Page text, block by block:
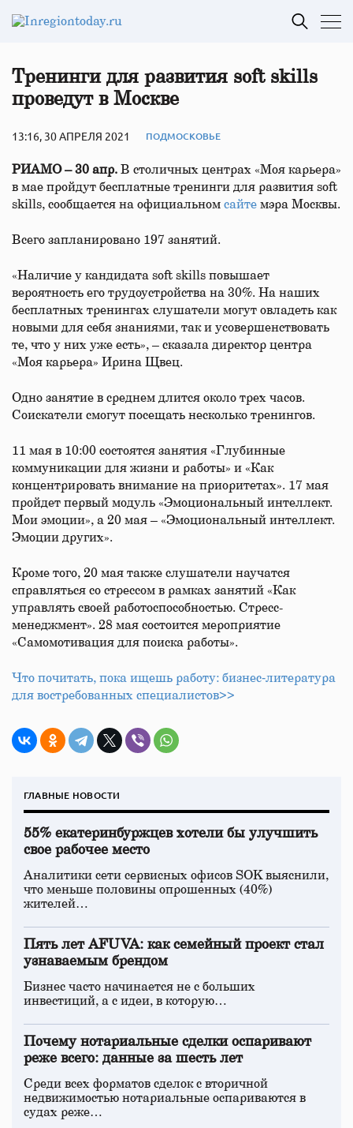
Тренинги для развития soft skills
проведут в Москве
13:16, 30 АПРЕЛЯ 2021 ПОДМОСКОВЬЕ
РИАМО – 30 апр. В столичных центрах «Моя карьера»
в мае пройдут бесплатные тренинги для развития soft
skills, сообщается на официальном сайте мэра Москвы.
Всего запланировано 197 занятий.
«Наличие у кандидата soft skills повышает
вероятность его трудоустройства на 30%. На наших
бесплатных тренингах слушатели могут овладеть как
новыми для себя знаниями, так и усовершенствовать
те, что у них уже есть», – сказала директор центра
«Моя карьера» Ирина Щвец.
Одно занятие в среднем длится около трех часов.
Соискатели смогут посещать несколько тренингов.
11 мая в 10:00 состоятся занятия «Глубинные
коммуникации для жизни и работы» и «Как
концентрировать внимание на приоритетах». 17 мая
пройдет первый модуль «Эмоциональный интеллект.
Мои эмоции», а 20 мая – «Эмоциональный интеллект.
Эмоции других».
Кроме того, 20 мая также слушатели научатся
справляться со стрессом в рамках занятий «Как
управлять своей работоспособностью. Стресс-
менеджмент». 28 мая состоится мероприятие
«Самомотивация для поиска работы». ​
Что почитать, пока ищешь работу: бизнес‑литература
для востребованных специалистов>>
ГЛАВНЫЕ НОВОСТИ
55% екатеринбуржцев хотели бы улучшить
свое рабочее место
Аналитики сети сервисных офисов SOK выяснили,
что меньше половины опрошенных (40%)
жителей…
Пять лет AFUVA: как семейный проект стал
узнаваемым брендом
Бизнес часто начинается не с больших
инвестиций, а с идеи, в которую…
Почему нотариальные сделки оспаривают
реже всего: данные за шесть лет
Среди всех форматов сделок с вторичной
недвижимостью нотариальные оспариваются в
судах реже…